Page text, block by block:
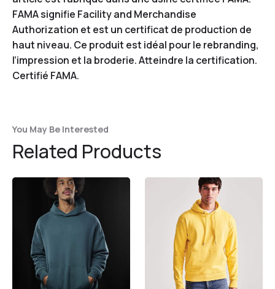
FAMA signifie Facility and Merchandise
Authorization et est un certificat de production de
haut niveau. Ce produit est idéal pour le rebranding,
l’impression et la broderie. Atteindre la certification.
Certifié FAMA.
You May Be Interested
Related Products